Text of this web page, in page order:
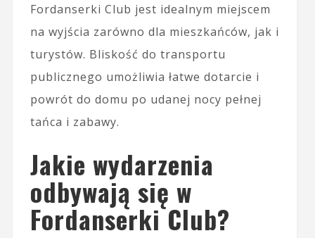
Fordanserki Club jest idealnym miejscem
na wyjścia zarówno dla mieszkańców, jak i
turystów. Bliskość do transportu
publicznego umożliwia łatwe dotarcie i
powrót do domu po udanej nocy pełnej
tańca i zabawy.
Jakie wydarzenia
odbywają się w
Fordanserki Club?